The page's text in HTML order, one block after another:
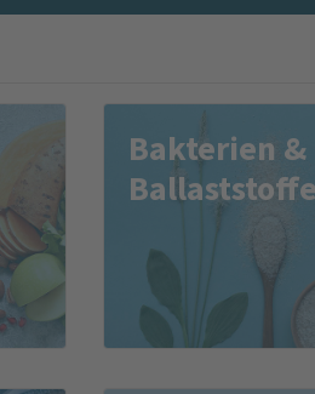
Bakterien &
Ballaststoffe